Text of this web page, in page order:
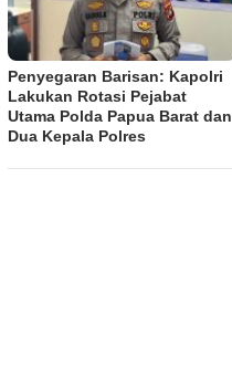
Penyegaran Barisan: Kapolri
Lakukan Rotasi Pejabat
Utama Polda Papua Barat dan
Dua Kepala Polres